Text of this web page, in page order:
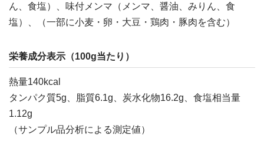
ん、食塩）、味付メンマ（メンマ、醤油、みりん、食
塩）、（一部に小麦・卵・大豆・鶏肉・豚肉を含む）
栄養成分表示（100g当たり）
熱量140kcal
タンパク質5g、脂質6.1g、炭水化物16.2g、食塩相当量
1.12g
（サンプル品分析による測定値）